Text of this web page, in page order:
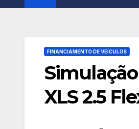
FINANCIAMENTO DE VEÍCULOS
XLS 2.5